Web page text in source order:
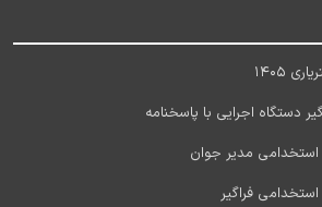
1405
دستگاه اجرایی با پاسخنامه
استخدامی مدیر جوان
فراگیر